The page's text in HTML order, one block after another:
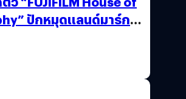
ปักหมุดแลนด์มาร์ก